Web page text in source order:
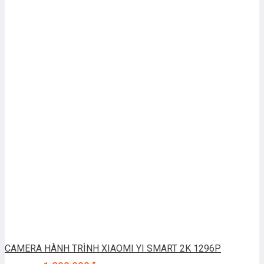
CAMERA HÀNH TRÌNH XIAOMI YI SMART 2K 1296P